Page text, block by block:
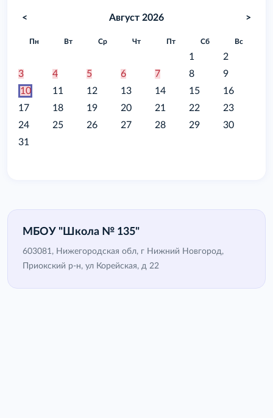
< Август 2026 >
Пн Вт Ср Чт Пт Сб Вс
1
2
3
4 5 6 7 8
9
10
11 12 13 14 15
16
17
18 19 20 21 22
23
24
25 26 27 28 29
30
31
МБОУ "Школа № 135"
603081, Нижегородская обл, г Нижний Новгород,
Приокский р-н, ул Корейская, д 22